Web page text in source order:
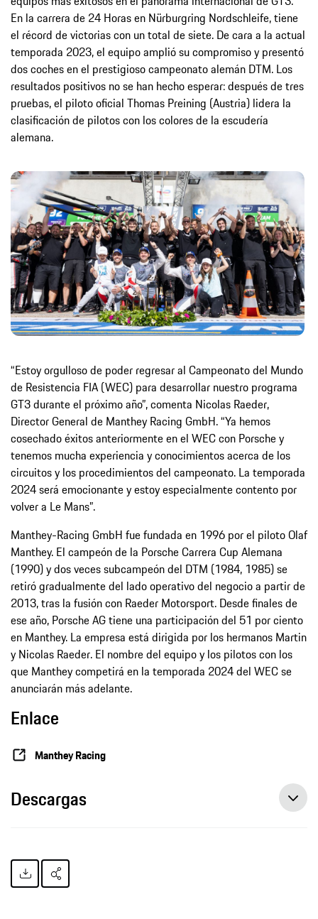
En la carrera de 24 Horas en Nürburgring Nordschleife, tiene
el récord de victorias con un total de siete. De cara a la actual
temporada 2023, el equipo amplió su compromiso y presentó
dos coches en el prestigioso campeonato alemán DTM. Los
resultados positivos no se han hecho esperar: después de tres
pruebas, el piloto oficial Thomas Preining (Austria) lidera la
clasificación de pilotos con los colores de la escudería
alemana.
“Estoy orgulloso de poder regresar al Campeonato del Mundo
de Resistencia FIA (WEC) para desarrollar nuestro programa
GT3 durante el próximo año”, comenta Nicolas Raeder,
Director General de Manthey Racing GmbH. “Ya hemos
cosechado éxitos anteriormente en el WEC con Porsche y
tenemos mucha experiencia y conocimientos acerca de los
circuitos y los procedimientos del campeonato. La temporada
2024 será emocionante y estoy especialmente contento por
volver a Le Mans”.
Manthey-Racing GmbH fue fundada en 1996 por el piloto Olaf
Manthey. El campeón de la Porsche Carrera Cup Alemana
(1990) y dos veces subcampeón del DTM (1984, 1985) se
retiró gradualmente del lado operativo del negocio a partir de
2013, tras la fusión con Raeder Motorsport. Desde finales de
ese año, Porsche AG tiene una participación del 51 por ciento
en Manthey. La empresa está dirigida por los hermanos Martin
y Nicolas Raeder. El nombre del equipo y los pilotos con los
que Manthey competirá en la temporada 2024 del WEC se
anunciarán más adelante.
Enlace
Manthey Racing
Descargas